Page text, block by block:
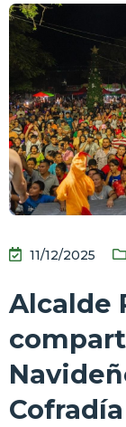
11/12/2025
Alcalde
Cofradía